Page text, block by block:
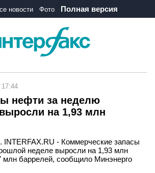
новости Фото Полная версия
17:44
нефти за неделю
на 1,93 млн
INTERFAX.RU - Коммерческие запасы
неделе выросли на 1,93 млн
млн баррелей, сообщило Минэнерго